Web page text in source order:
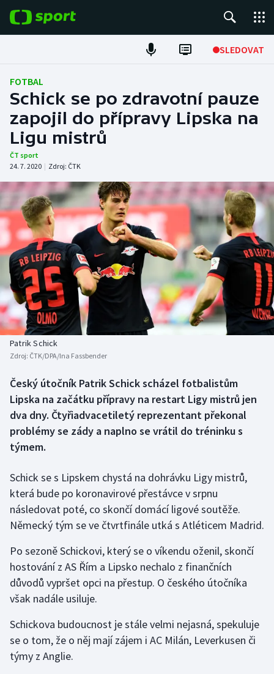
SLEDOVAT
Fotbal
Hokej
Tenis
Atletika
Cyklistika
DALŠÍ SPORTY
Americký fotbal
Baseball a softbal
Basketbal
Biatlon
Box
Curling
Florbal
Golf
Gymnastika
Házená
Jezdectví
Judo
NEPŘEHLÉDNĚTE
Soutěže
Historické návraty
Aplikace ČT sport
FOTBAL
Schick se po zdravotní pauze
zapojil do přípravy Lipska na
Ligu mistrů
ČT sport
24. 7. 2020 | Zdroj: ČTK
Patrik Schick
Zdroj: ČTK/DPA/Ina Fassbender
Český útočník Patrik Schick scházel fotbalistům
Lipska na začátku přípravy na restart Ligy mistrů jen
dva dny. Čtyřiadvacetiletý reprezentant překonal
problémy se zády a naplno se vrátil do tréninku s
týmem.
Schick se s Lipskem chystá na dohrávku Ligy mistrů,
která bude po koronavirové přestávce v srpnu
následovat poté, co skončí domácí ligové soutěže.
Německý tým se ve čtvrtfinále utká s Atléticem Madrid.
Po sezoně Schickovi, který se o víkendu oženil, skončí
hostování z AS Řím a Lipsko nechalo z finančních
důvodů vypršet opci na přestup. O českého útočníka
však nadále usiluje.
Schickova budoucnost je stále velmi nejasná, spekuluje
se o tom, že o něj mají zájem i AC Milán, Leverkusen či
týmy z Anglie.